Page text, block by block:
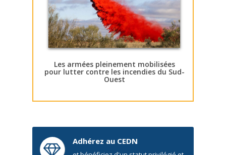
Les armées pleinement mobilisées
pour lutter contre les incendies du Sud-
Ouest
Adhérez au CEDN